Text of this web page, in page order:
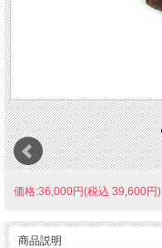
価格:36,000円(税込 39,600円)
商品説明